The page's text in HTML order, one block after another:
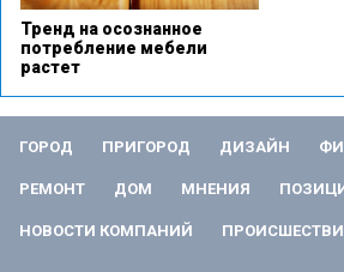
Тренд на осознанное
потребление мебели
растет
ГОРОД ПРИГОРОД ДИЗАЙН
РЕМОНТ ДОМ МНЕНИЯ
НОВОСТИ КОМПАНИЙ